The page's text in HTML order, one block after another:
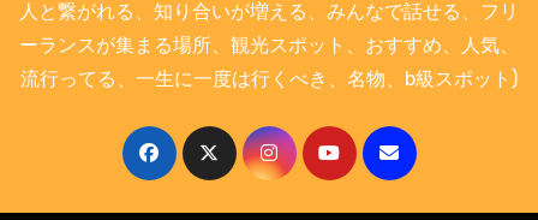
人と繋がれる、知り合いが増える、みんなで話せる、フリ
ーランスが集まる場所、観光スポット、おすすめ、人気、
流行ってる、一生に一度は行くべき、名物、b級スポット)